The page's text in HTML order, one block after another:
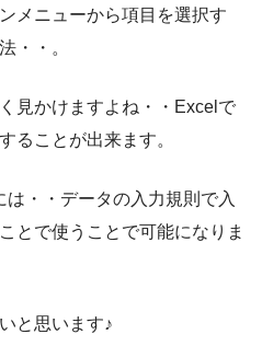
メニューから項目を選択す
・・。
見かけますよね・・Excelで
ることが出来ます。
・・データの入力規則で入
とで使うことで可能になりま
と思います♪